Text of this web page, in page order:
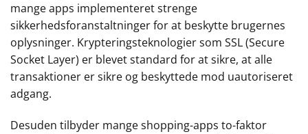
mange apps implementeret strenge
sikkerhedsforanstaltninger for at beskytte brugernes
oplysninger. Krypteringsteknologier som SSL (Secure
Socket Layer) er blevet standard for at sikre, at alle
transaktioner er sikre og beskyttede mod uautoriseret
adgang.
Desuden tilbyder mange shopping-apps to-faktor